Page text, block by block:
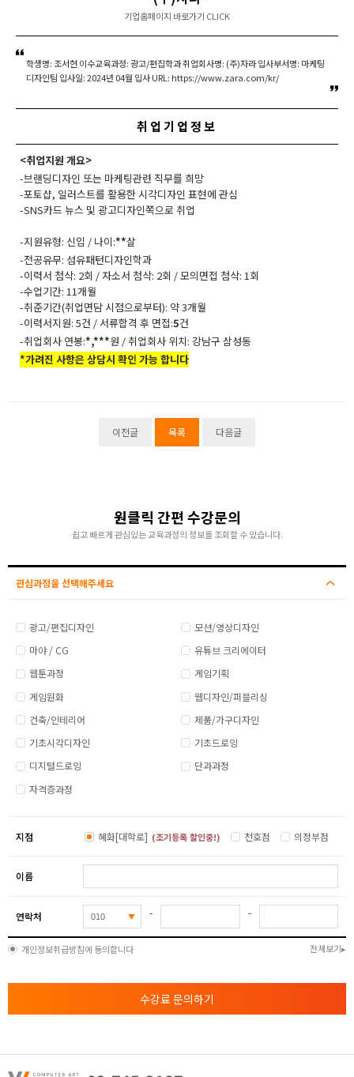
기업홈페이지 바로가기 CLICK
학생명: 조서현 이수교육과정: 광고/편집학과 취업회사명: (주)자라 입사부서명: 마케팅
디자인팀 입사일: 2024년 04월 입사 URL: https://www.zara.com/kr/
취업기업정보
<취업지원 개요>
-브랜딩디자인 또는 마케팅관련 직무를 희망
-포토샵, 일러스트를 활용한 시각디자인 표현에 관심
-SNS카드 뉴스 및 광고디자인쪽으로 취업
-지원유형: 신입 / 나이:**살
-전공유무: 섬유패턴디자인학과
-이력서 첨삭: 2회 / 자소서 첨삭: 2회 / 모의면접 첨삭: 1회
-수업기간: 11개월
-취준기간(취업면담 시점으로부터): 약 3개월
-이력서지원: 5건 / 서류합격 후 면접:5건
-취업회사 연봉:*,***원 / 취업회사 위치: 강남구 삼성동
*가려진 사항은 상담시 확인 가능 합니다
이전글 목록 다음글
원클릭 간편 수강문의
쉽고 빠르게 관심있는 교육과정의 정보를 조회할 수 있습니다.
관심과정을 선택해주세요
광고/편집디자인
모션/영상디자인
마야 / CG
유튜브 크리에이터
웹툰과정
게임기획
게임원화
웹디자인/퍼블리싱
건축/인테리어
제품/가구디자인
기초시각디자인
기초드로잉
디지털드로잉
단과과정
자격증과정
지점 혜화[대학로] (조기등록 할인중!) 천호점 의정부점
이름
연락처 - -
개인정보취급방침에 동의합니다 전체보기
수강료 문의하기